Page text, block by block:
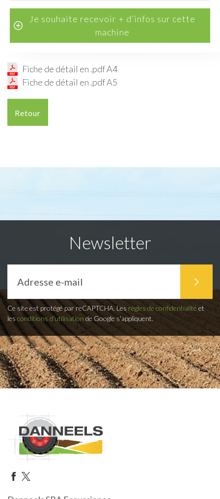
Je souhaite recevoir + d’infos sur cette
machine
Fiche de détail en .pdf A4
Fiche de détail en .pdf A5
Retour
Newsletter
Ce site est protégé par reCAPTCHA. Les règles de confidentialité et
lesconditions d'utilisation de Google s'appliquent.